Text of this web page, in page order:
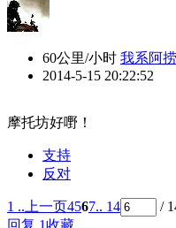
60公里/小时 我系阿捞
2014-5-15 20:22:52
摩托坊好嘢！
支持
反对
1 .. 上一页4567.. 14 /
回复 1收藏